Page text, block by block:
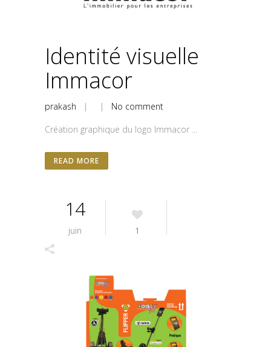
Identité visuelle
Immacor
prakash | | No comment
Création graphique du logo Immacor ...
READ MORE
14
juin 1